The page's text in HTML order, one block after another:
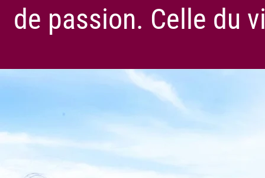
de passion. Celle du